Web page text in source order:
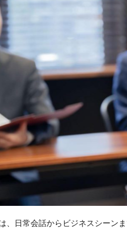
、日常会話からビジネスシーン